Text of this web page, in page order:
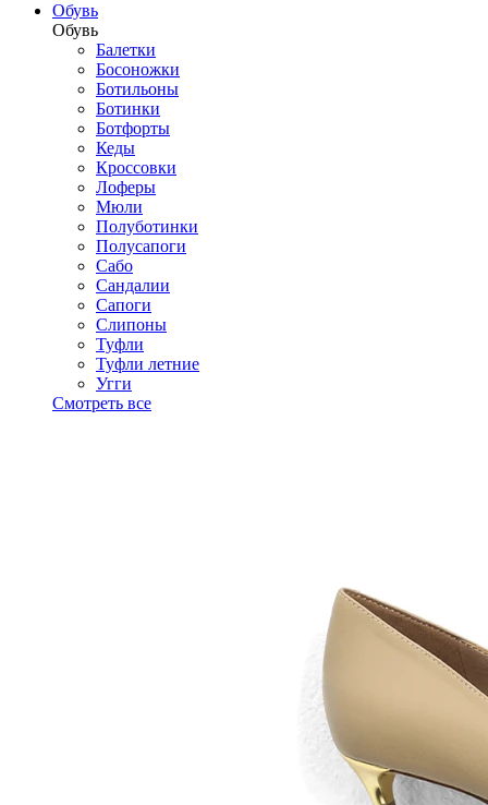
Обувь
Обувь
Балетки
Босоножки
Ботильоны
Ботинки
Ботфорты
Кеды
Кроссовки
Лоферы
Мюли
Полуботинки
Полусапоги
Сабо
Сандалии
Сапоги
Слипоны
Туфли
Туфли летние
Угги
Смотреть все